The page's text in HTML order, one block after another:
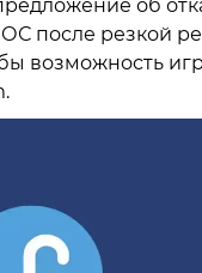
об
после резкой
возможность